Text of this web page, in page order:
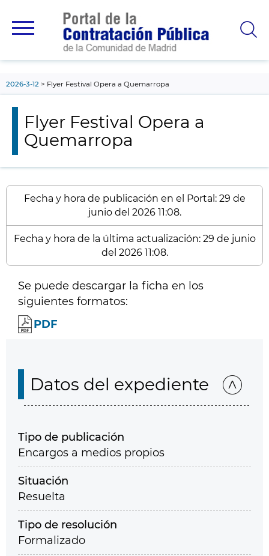
principal
2026-3-12 Flyer Festival Opera a Quemarropa
Flyer Festival Opera a
Quemarropa
Fecha y hora de publicación en el Portal: 29 de
junio del 2026 11:08.
Fecha y hora de la última actualización: 29 de junio
del 2026 11:08.
Se puede descargar la ficha en los
siguientes formatos:
PDF
Datos del expediente
Tipo de publicación
Encargos a medios propios
Situación
Resuelta
Tipo de resolución
Formalizado